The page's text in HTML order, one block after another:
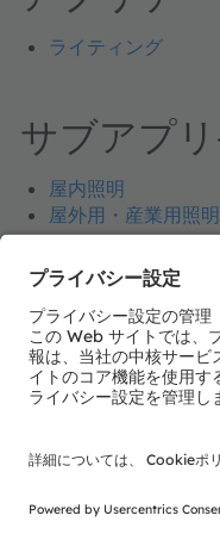
ライティング
サブアプ
屋内照明
屋外用・産業用照明
電子ニュ